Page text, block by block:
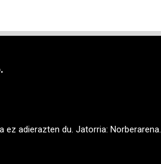
orokorrak
956
ez adierazten du. Jatorria: Norberarena.